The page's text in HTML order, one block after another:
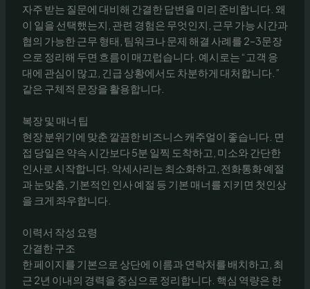
자주 받는 질문에 대비해 간결한 답변을 미리 준비합니다. 왜
이 일을 선택했는지, 관련 경험은 무엇인지, 근무 가능 시간과
협의 가능한 근무 형태, 팀워크나 문제 해결 사례를 2–3문장
으로 정리해 두면 흐름이 매끄럽습니다. 예시로는 “고객 응
대에 관심이 많고, 긴급 상황에서도 차분하게 대처합니다.”
같은 구체적 문장을 활용합니다.
복장 및 매너 팁
현장 분위기에 맞춘 깔끔한 비즈니스 캐주얼이 좋습니다. 면
접 당일은 약속 시간보다 5분 일찍 도착하고, 미소와 간단한
인사로 시작합니다. 악세사리는 최소화하고, 전화통화 예절
과 눈맞춤, 기본적인 인사 예절 등 기본 매너를 지키면 첫인상
을 크게 좌우합니다.
이력서 작성 요령
간결한 구조
한 페이지를 기본으로 상단에 이름과 연락처를 배치하고, 최
근 2년 이내의 경력을 중심으로 정리합니다. 핵심 역량은 한